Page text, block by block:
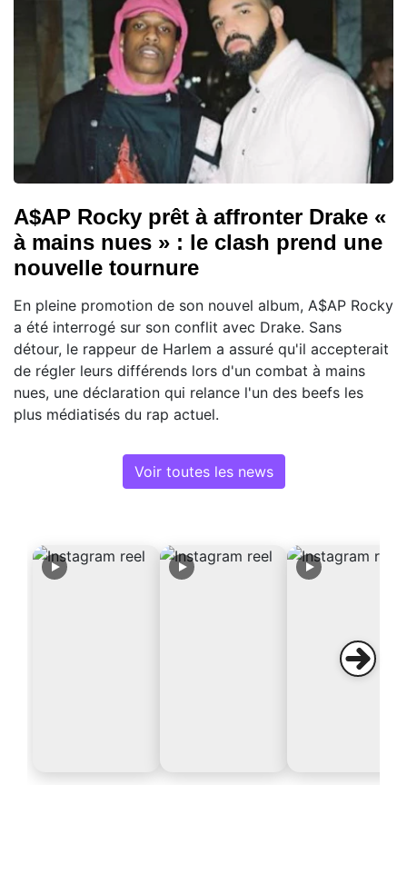
A$AP Rocky prêt à affronter Drake «
à mains nues » : le clash prend une
nouvelle tournure
En pleine promotion de son nouvel album, A$AP Rocky
a été interrogé sur son conflit avec Drake. Sans
détour, le rappeur de Harlem a assuré qu'il accepterait
de régler leurs différends lors d'un combat à mains
nues, une déclaration qui relance l'un des beefs les
plus médiatisés du rap actuel.
Voir toutes les news